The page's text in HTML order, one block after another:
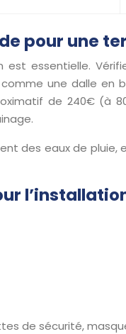
pour une
est essentielle.
une dalle en
de 240€ (à
des eaux de
de sécurité,